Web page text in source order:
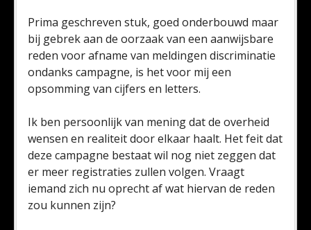
Prima geschreven stuk, goed onderbouwd maar
bij gebrek aan de oorzaak van een aanwijsbare
reden voor afname van meldingen discriminatie
ondanks campagne, is het voor mij een
opsomming van cijfers en letters.
Ik ben persoonlijk van mening dat de overheid
wensen en realiteit door elkaar haalt. Het feit dat
deze campagne bestaat wil nog niet zeggen dat
er meer registraties zullen volgen. Vraagt
iemand zich nu oprecht af wat hiervan de reden
zou kunnen zijn?